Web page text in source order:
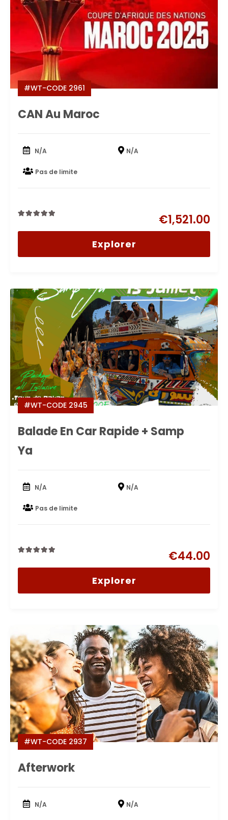
#WT-CODE 2961
CAN Au Maroc
N/A N/A
Pas de limite
€1,521.00
0
5
Explorer
#WT-CODE 2945
Balade En Car Rapide + Samp
Ya
N/A N/A
Pas de limite
€44.00
0
5
Explorer
#WT-CODE 2937
Afterwork
N/A N/A